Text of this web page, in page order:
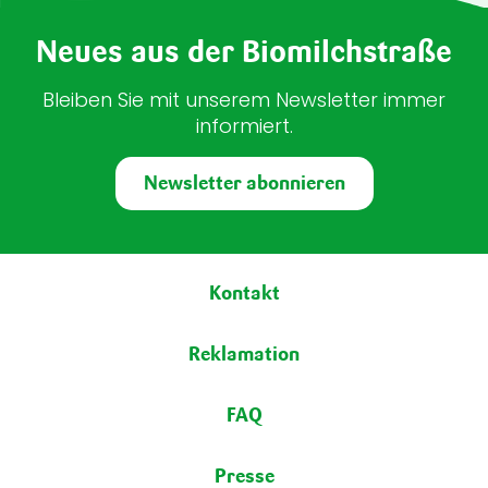
Neues aus der Biomilchstraße
Bleiben Sie mit unserem Newsletter immer
informiert.
Newsletter abonnieren
FußbereichKontakt
Reklamation
FAQ
Presse